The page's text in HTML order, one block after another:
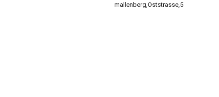
mallenberg,Oststrasse,5